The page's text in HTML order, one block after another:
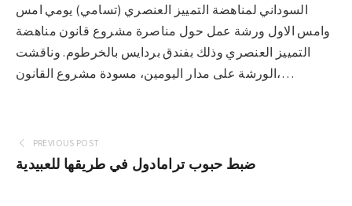
السوداني لمناهضة التمييز العنصري (تسامي) يومي امس
وامس الاول ورشة عمل حول مناصرة مشروع قانون مناهضة
التمييز العنصري وذلك بفندق بردايس بالخرطوم. وناقشت
الورشة على مدار اليومين، مسودة مشروع القانون،…
PREVIOUS POST
ضبط حبوب ترامادول في طريقها للعبيدية